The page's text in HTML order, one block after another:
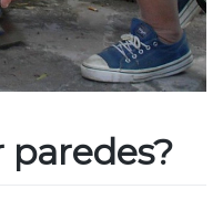
paredes?